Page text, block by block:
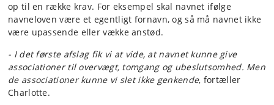
op til en række krav. For eksempel skal navnet ifølge
navneloven være et egentligt fornavn, og så må navnet ikke
være upassende eller vække anstød.
- I det første afslag fik vi at vide, at navnet kunne give
associationer til overvægt, tomgang og ubeslutsomhed. Men
de associationer kunne vi slet ikke genkende, fortæller
Charlotte.